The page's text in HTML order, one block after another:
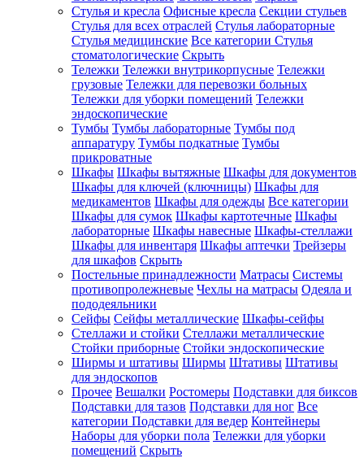
Стулья и кресла Офисные кресла Секции стульев
Стулья для всех отраслей Стулья лабораторные
Стулья медицинские Все категории Стулья
стоматологические Скрыть
Тележки Тележки внутрикорпусные Тележки
грузовые Тележки для перевозки больных
Тележки для уборки помещений Тележки
эндоскопические
Тумбы Тумбы лабораторные Тумбы под
аппаратуру Тумбы подкатные Тумбы
прикроватные
Шкафы Шкафы вытяжные Шкафы для документов
Шкафы для ключей (ключницы) Шкафы для
медикаментов Шкафы для одежды Все категории
Шкафы для сумок Шкафы картотечные Шкафы
лабораторные Шкафы навесные Шкафы-стеллажи
Шкафы для инвентаря Шкафы аптечки Трейзеры
для шкафов Скрыть
Постельные принадлежности Матрасы Системы
противопролежневые Чехлы на матрасы Одеяла и
пододеяльники
Сейфы Сейфы металлические Шкафы-сейфы
Стеллажи и стойки Стеллажи металлические
Стойки приборные Стойки эндоскопические
Ширмы и штативы Ширмы Штативы Штативы
для эндоскопов
Прочее Вешалки Ростомеры Подставки для биксов
Подставки для тазов Подставки для ног Все
категории Подставки для ведер Контейнеры
Наборы для уборки пола Тележки для уборки
помещений Скрыть